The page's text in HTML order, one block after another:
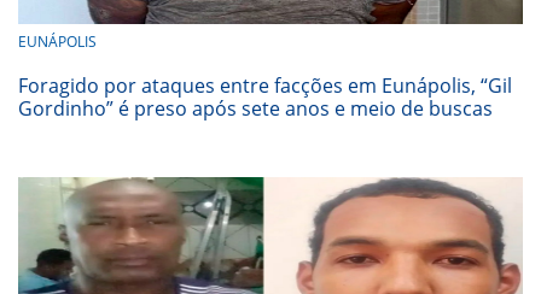
EUNÁPOLIS
Foragido por ataques entre facções em Eunápolis, “Gil
Gordinho” é preso após sete anos e meio de buscas